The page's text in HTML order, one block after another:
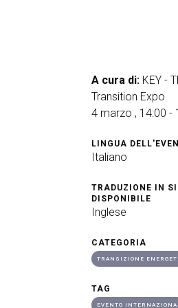
A cura di: KEY -
Transition Expo
4 marzo , 14:00 -
LINGUA
Italiano
TRADUZIONE IN
DISPONIBILE
Inglese
CATEGORIA
TRANSIZIONE
TAG
EVENTO